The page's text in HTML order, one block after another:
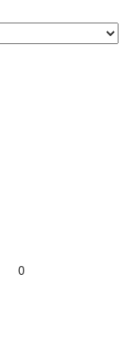
0